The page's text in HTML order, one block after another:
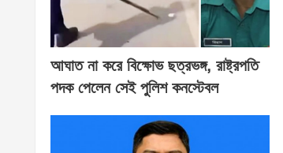
আঘাত না করে বিক্ষোভ ছত্রভঙ্গ, রাষ্ট্রপতি
পদক পেলেন সেই পুলিশ কনস্টেবল